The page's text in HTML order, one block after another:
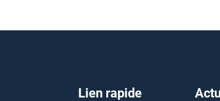
Lien rapide